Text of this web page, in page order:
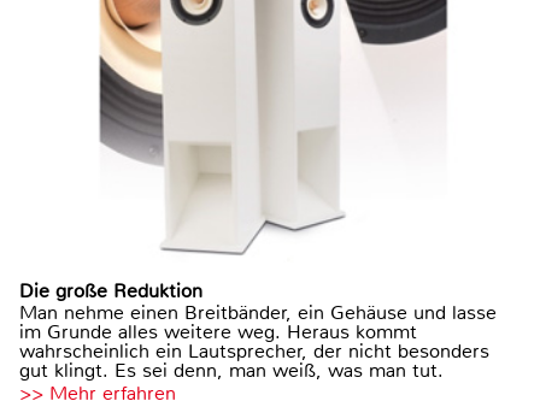
Die große Reduktion
Man nehme einen Breitbänder, ein Gehäuse und lasse
im Grunde alles weitere weg. Heraus kommt
wahrscheinlich ein Lautsprecher, der nicht besonders
gut klingt. Es sei denn, man weiß, was man tut.
>> Mehr erfahren